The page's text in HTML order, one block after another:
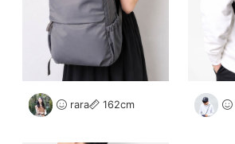
rara 162cm